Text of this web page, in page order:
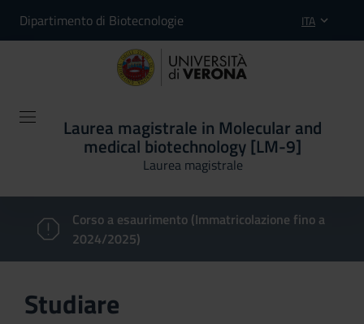
Dipartimento di Biotecnologie ITA
Laurea magistrale in Molecular and
medical biotechnology [LM-9]
Laurea magistrale
Corso a esaurimento (Immatricolazione fino a
2024/2025)
Studiare